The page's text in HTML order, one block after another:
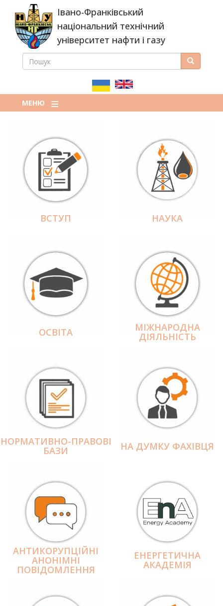
основного
вмісту
Івано-Франківський
національний технічний
університет нафти і газу
ПОШУКОВА
ПОШУК Пошук
МЕНЮ
ВСТУП НАУКА
ОСВІТА МІЖНАРОДНА
ДІЯЛЬНІCТЬ
НОРМАТИВНО-ПРАВОВІ
БАЗИ НА ДУМКУ ФАХІВЦЯ
АНТИКОРУПЦІЙНІ
АНОНІМНІ
ПОВІДОМЛЕННЯ
ЕНЕРГЕТИЧНА
АКАДЕМІЯ